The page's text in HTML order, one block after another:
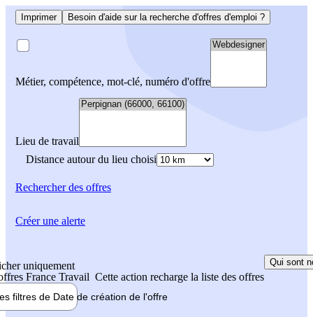
Imprimer Besoin d'aide sur la recherche d'offres d'emploi ?
Métier, compétence, mot-clé, numéro d'offre
Lieu de travail
Distance autour du lieu choisi
Rechercherdes offres
uniquement
France Travail Cette action recharge la liste des offres
Qui sont
filtres de Date de création de l'offre
Créer une alerte